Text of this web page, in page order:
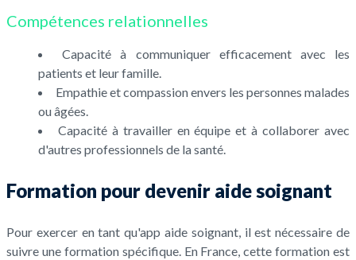
Compétences relationnelles
Capacité à communiquer efficacement avec les
patients et leur famille.
Empathie et compassion envers les personnes malades
ou âgées.
Capacité à travailler en équipe et à collaborer avec
d'autres professionnels de la santé.
Formation pour devenir aide soignant
Pour exercer en tant qu'app aide soignant, il est nécessaire de
suivre une formation spécifique. En France, cette formation est